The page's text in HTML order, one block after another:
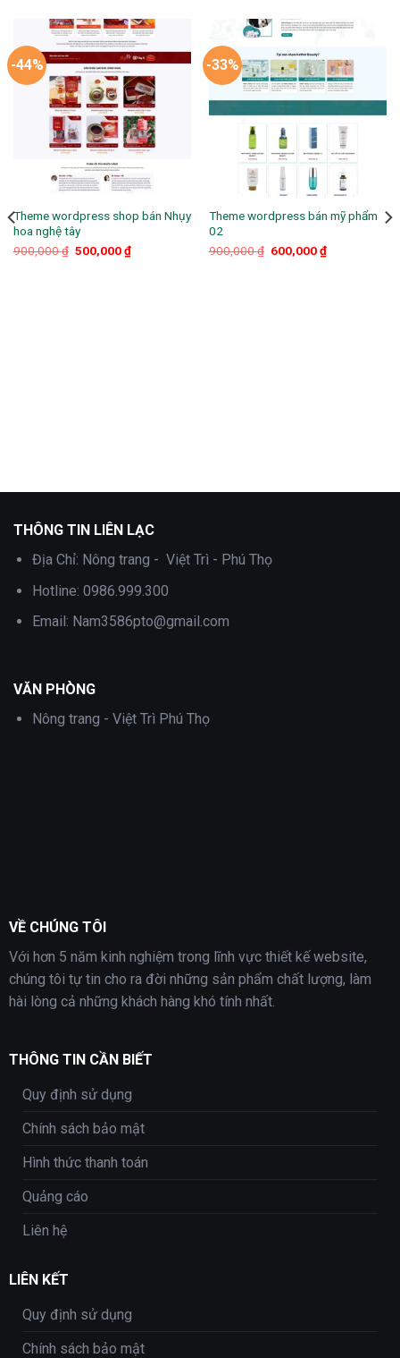
-44%
Theme wordpress shop bán Nhụy
hoa nghệ tây
900,000₫ Giá
500,000₫Giá
hiện
-33%
Theme wordpress bán mỹ phẩm
02
900,000₫ Giá
600,000₫Giá
hiện
THÔNG TIN LIÊN LẠC
Địa Chỉ: Nông trang - Việt Trì - Phú Thọ
Hotline: 0986.999.300
Email: Nam3586pto@gmail.com
VĂN PHÒNG
Nông trang - Việt Trì Phú Thọ
VỀ CHÚNG TÔI
Với hơn 5 năm kinh nghiệm trong lĩnh vực thiết kế website,
chúng tôi tự tin cho ra đời những sản phẩm chất lượng, làm
hài lòng cả những khách hàng khó tính nhất.
THÔNG TIN CẦN BIẾT
Quy định sử dụng
Chính sách bảo mật
Hình thức thanh toán
Quảng cáo
Liên hệ
LIÊN KẾT
Quy định sử dụng
Chính sách bảo mật